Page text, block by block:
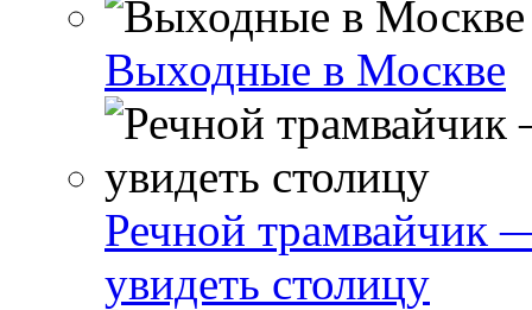
Выходные в Москве
Речной трамвайчик
увидеть столицу